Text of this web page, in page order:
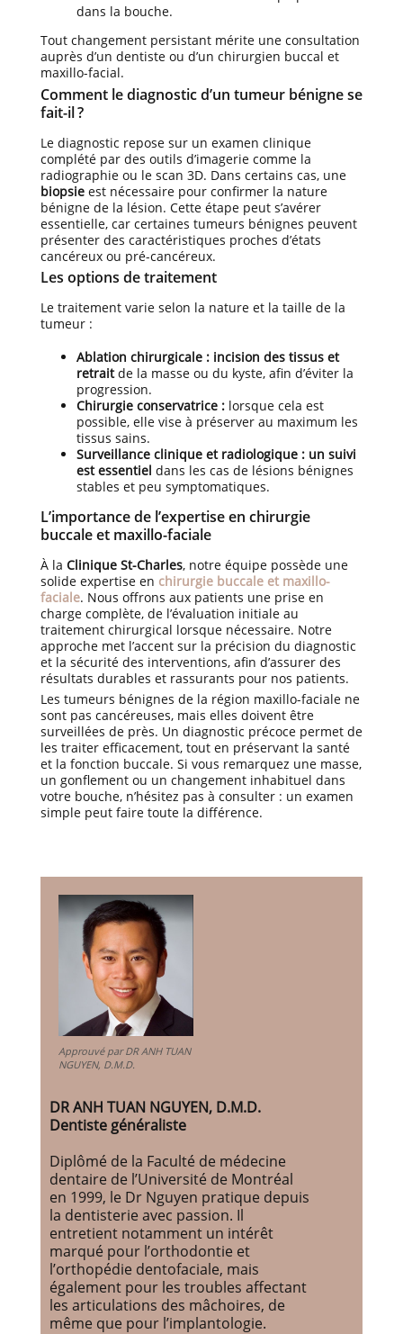
dans la bouche.
Tout changement persistant mérite une consultation
auprès d’un dentiste ou d’un chirurgien buccal et
maxillo-facial.
Comment le diagnostic d’un tumeur bénigne se
fait-il ?
Le diagnostic repose sur un examen clinique
complété par des outils d’imagerie comme la
radiographie ou le scan 3D. Dans certains cas, une
biopsie est nécessaire pour confirmer la nature
bénigne de la lésion. Cette étape peut s’avérer
essentielle, car certaines tumeurs bénignes peuvent
présenter des caractéristiques proches d’états
cancéreux ou pré-cancéreux.
Les options de traitement
Le traitement varie selon la nature et la taille de la
tumeur :
Ablation chirurgicale : incision des tissus et
retraitde la masse ou du kyste, afin d’éviter la
progression.
Chirurgie conservatrice : lorsque cela est
possible, elle vise à préserver au maximum les
tissus sains.
Surveillance clinique et radiologique : un suivi
est essentiel dans les cas de lésions bénignes
stables et peu symptomatiques.
L’importance de l’expertise en chirurgie
buccale et maxillo-faciale
À la Clinique St-Charles, notre équipe possède une
solide expertise en chirurgie buccale et maxillo-
faciale. Nous offrons aux patients une prise en
charge complète, de l’évaluation initiale au
traitement chirurgical lorsque nécessaire. Notre
approche met l’accent sur la précision du diagnostic
et la sécurité des interventions, afin d’assurer des
résultats durables et rassurants pour nos patients.
Les tumeurs bénignes de la région maxillo-faciale ne
sont pas cancéreuses, mais elles doivent être
surveillées de près. Un diagnostic précoce permet de
les traiter efficacement, tout en préservant la santé
et la fonction buccale. Si vous remarquez une masse,
un gonflement ou un changement inhabituel dans
votre bouche, n’hésitez pas à consulter : un examen
simple peut faire toute la différence.
Approuvé par DR ANH TUAN
NGUYEN, D.M.D.
DR ANH TUAN NGUYEN, D.M.D.
Dentiste généraliste
Diplômé de la Faculté de médecine
dentaire de l’Université de Montréal
en 1999, le Dr Nguyen pratique depuis
la dentisterie avec passion. Il
entretient notamment un intérêt
marqué pour l’orthodontie et
l’orthopédie dentofaciale, mais
également pour les troubles affectant
les articulations des mâchoires, de
même que pour l’implantologie.